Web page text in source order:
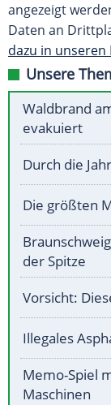
angezeigt
Daten an
dazu in
Unsere
Waldbrand
evakuiert
Durch die
Die größten
der Spitze
Vorsicht:
Illegales
Memo-Spiel
Maschinen